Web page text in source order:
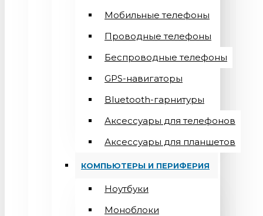
Мобильные телефоны
Проводные телефоны
Беспроводные телефоны
GPS-навигаторы
Bluetooth-гарнитуры
Аксессуары для телефонов
Аксессуары для планшетов
КОМПЬЮТЕРЫ И ПЕРИФЕРИЯ
Ноутбуки
Моноблоки